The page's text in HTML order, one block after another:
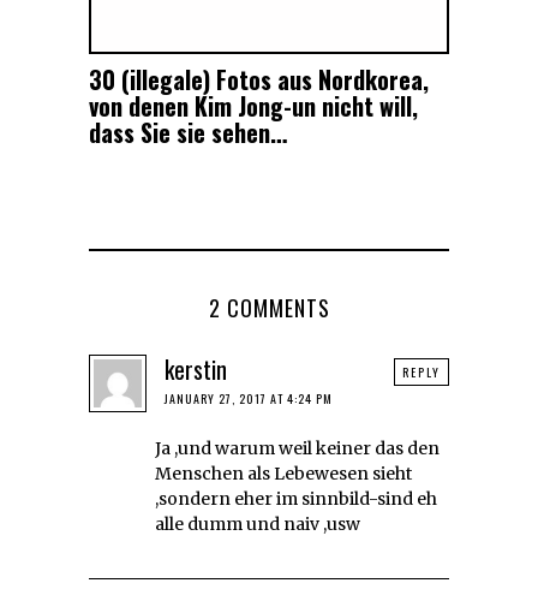
30 (illegale) Fotos aus Nordkorea,
von denen Kim Jong-un nicht will,
dass Sie sie sehen…
2 COMMENTS
kerstin
JANUARY 27, 2017 AT 4:24 PM
Ja ,und warum weil keiner das den
Menschen als Lebewesen sieht
,sondern eher im sinnbild-sind eh
alle dumm und naiv ,usw
REPLY